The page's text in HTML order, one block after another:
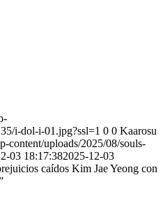
i-dol-i-01.jpg?ssl=1 0 0 Kaarosu
content/uploads/2025/08/souls-
03 18:17:382025-12-03
caídos Kim Jae Yeong con